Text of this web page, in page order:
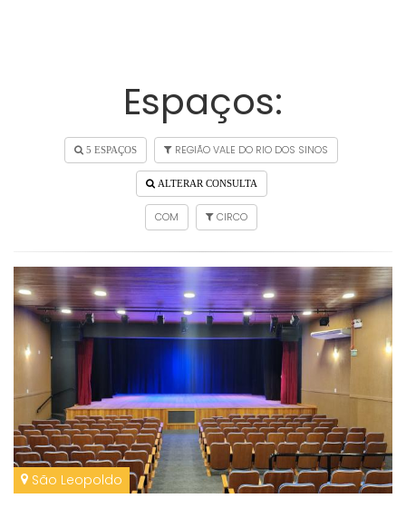
Espaços:
5 ESPAÇOS REGIÃO VALE DO RIO DOS SINOS
ALTERAR CONSULTA
COM CIRCO
São Leopoldo